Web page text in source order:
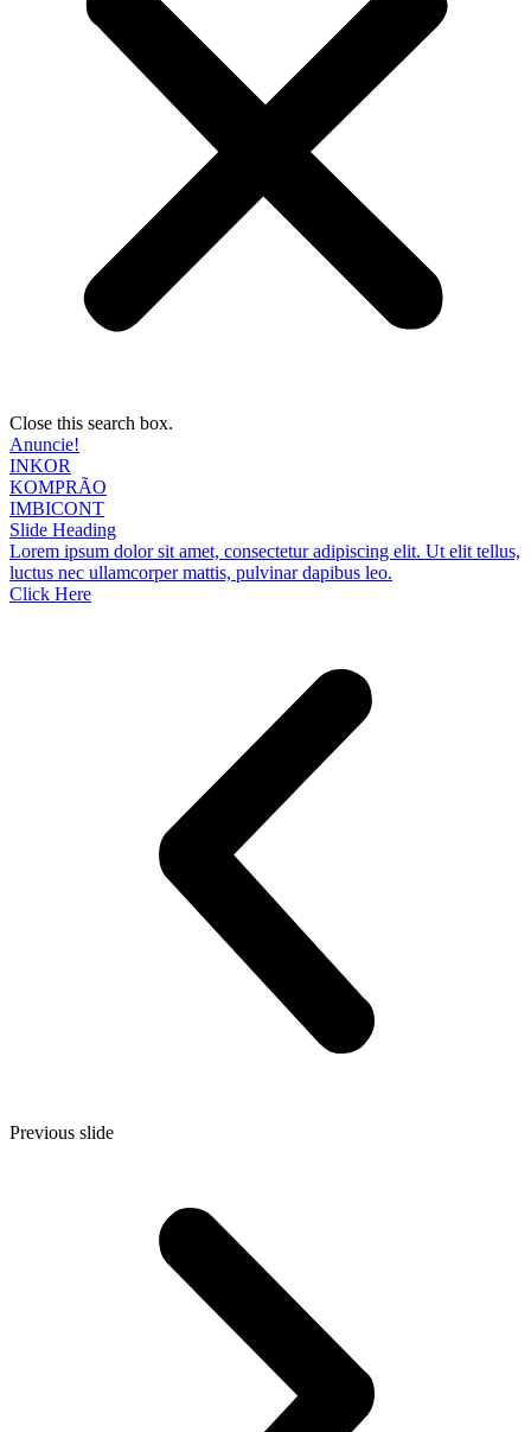
Close this search box.
Anuncie!
INKOR
KOMPRÃO
IMBICONT
Slide Heading
Lorem ipsum dolor sit amet, consectetur adipiscing elit. Ut elit tellus,
luctus nec ullamcorper mattis, pulvinar dapibus leo.
Click Here
Previous slide